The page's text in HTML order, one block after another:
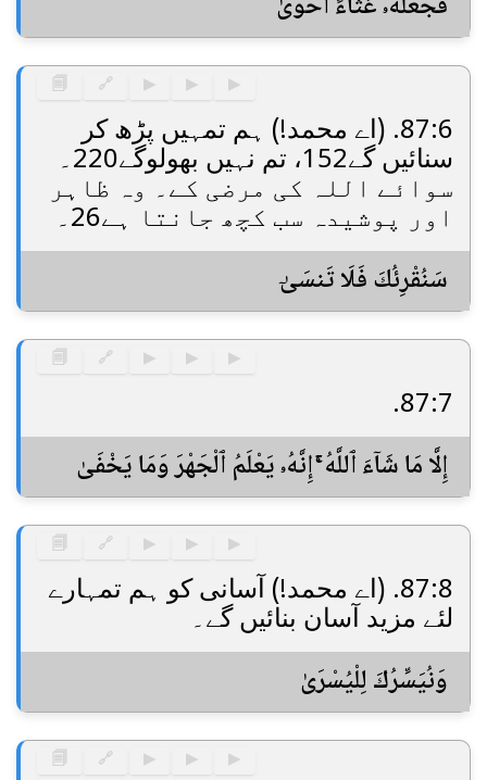
▶
▶
▶
🔗
🗐
87:6. (اے محمد!) ہم تمہیں پڑھ کر
سنائیں گے152، تم نہیں بھولوگے220۔
سوائے اللہ کی مرضی کے۔ وہ ظاہر
اور پوشیدہ سب کچھ جانتا ہے26۔
سَنُقْرِئُكَ فَلَا تَنسَىٰٓ
▶
▶
▶
🔗
🗐
87:7.
إِلَّا مَا شَآءَ ٱللَّهُ ۚ إِنَّهُۥ يَعْلَمُ ٱلْجَهْرَ وَمَا يَخْفَىٰ
▶
▶
▶
🔗
🗐
87:8. (اے محمد!) آسانی کو ہم تمہارے
لئے مزید آسان بنائیں گے۔
وَنُيَسِّرُكَ لِلْيُسْرَىٰ
▶
▶
▶
🔗
🗐